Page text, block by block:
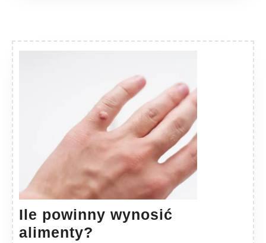
Ile powinny wynosić
alimenty?